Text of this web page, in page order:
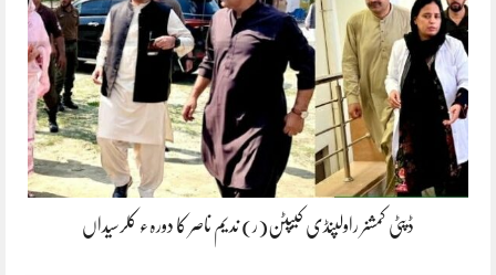
ڈپٹی کمشنر راولپنڈی کیپٹن(ر) ندیم ناصر کا دورہء کلرسیداں